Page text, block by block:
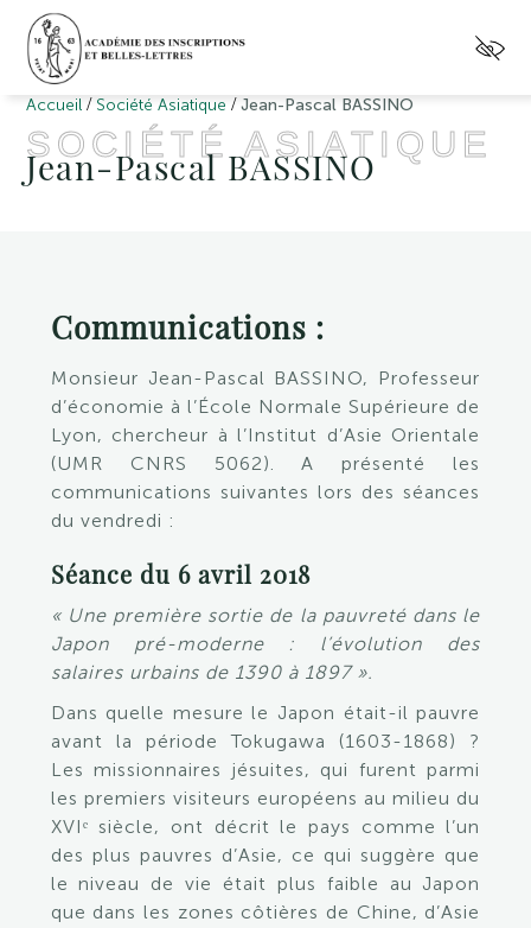
Accueil / Société Asiatique /Jean-Pascal BASSINO
SOCIÉTÉ ASIATIQUE
Jean-Pascal BASSINO
Communications :
Monsieur Jean-Pascal BASSINO, Professeur
d’économie à l’École Normale Supérieure de
Lyon, chercheur à l’Institut d’Asie Orientale
(UMR CNRS 5062). A présenté les
communications suivantes lors des séances
du vendredi :
Séance du 6 avril 2018
« Une première sortie de la pauvreté dans le
Japon pré-moderne : l’évolution des
salaires urbains de 1390 à 1897 ».
Dans quelle mesure le Japon était-il pauvre
avant la période Tokugawa (1603-1868) ?
Les missionnaires jésuites, qui furent parmi
les premiers visiteurs européens au milieu du
XVIᵉ siècle, ont décrit le pays comme l’un
des plus pauvres d’Asie, ce qui suggère que
le niveau de vie était plus faible au Japon
que dans les zones côtières de Chine, d’Asie